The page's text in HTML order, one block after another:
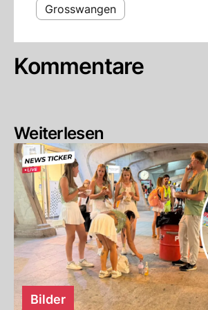
Grosswangen
Kommentare
Weiterlesen
Bilder